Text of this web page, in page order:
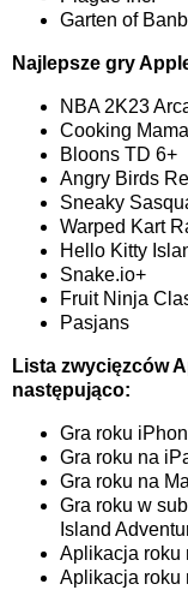
Garten of
Najlepsze gry
NBA 2K23
Cooking
Bloons TD 6+
Angry Birds
Sneaky
Warped Kart
Hello Kitty
Snake.io+
Fruit Ninja
Pasjans
Lista zwycięzców
następująco:
Gra roku
Gra roku na
Gra roku na
Gra roku w
Island
Aplikacja roku
Aplikacja roku